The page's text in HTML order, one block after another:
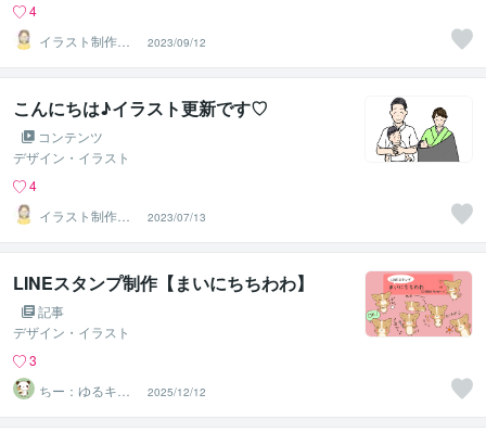
4
イラスト制作所
はれ
2023/09/12
こんにちは♪イラスト更新です♡
コンテンツ
デザイン・イラスト
4
イラスト制作所
はれ
2023/07/13
LINEスタンプ制作【まいにちちわわ】
記事
デザイン・イラスト
3
ちー：ゆるキャ
ライラストレー
ター
2025/12/12